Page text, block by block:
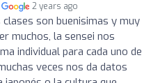
2 years ago
clases son buenisimas y muy
muchos, la sensei nos
individual para cada uno de
veces nos da datos